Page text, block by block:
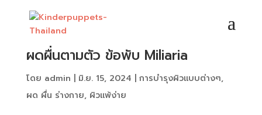
ผดผื่นตามตัว ข้อพับ Miliaria
โดย admin มิ.ย. 15, 2024 การบำรุงผิวแบบต่างๆ,
ผด ผื่น ร่างกาย, ผิวแพ้ง่าย